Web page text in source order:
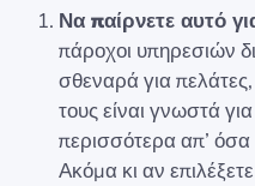
Να παίρνετε αυτό
πάροχοι υπηρεσιών
σθεναρά για
τους είναι γνωστά
περισσότερα απ’
Ακόμα κι αν